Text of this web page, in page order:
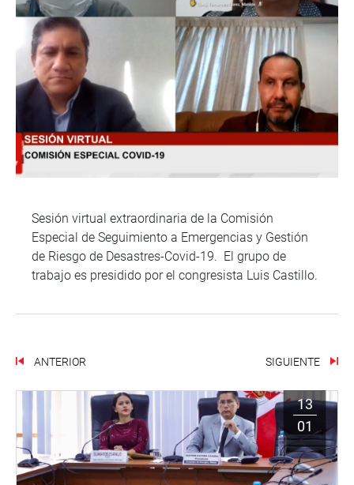
Sesión virtual extraordinaria de la Comisión
Especial de Seguimiento a Emergencias y Gestión
de Riesgo de Desastres-Covid-19. El grupo de
trabajo es presidido por el congresista Luis Castillo.
ANTERIOR SIGUIENTE
13
01